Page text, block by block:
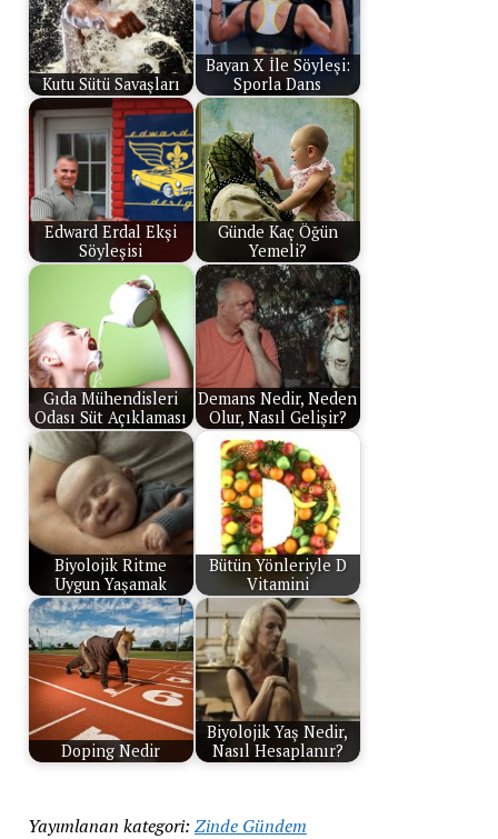
Kutu Sütü Savaşları
Bayan X İle Söyleşi:
Sporla Dans
Edward Erdal Ekşi
Söyleşisi
Günde Kaç Öğün
Yemeli?
Gıda Mühendisleri
Odası Süt Açıklaması
Demans Nedir, Neden
Olur, Nasıl Gelişir?
Biyolojik Ritme
Uygun Yaşamak
Bütün Yönleriyle D
Vitamini
Doping Nedir
Biyolojik Yaş Nedir,
Nasıl Hesaplanır?
Yayımlanan kategori: Zinde Gündem